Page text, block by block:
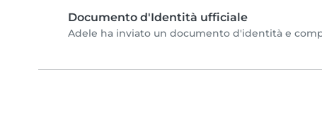
Documento d'Identità ufficiale
Adele ha inviato un documento d'identità e